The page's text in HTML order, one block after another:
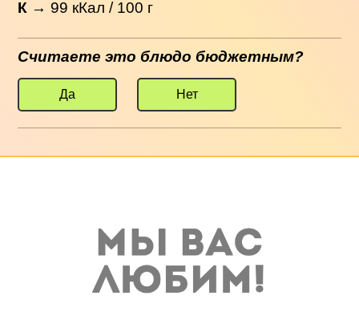
К → 99 кКал / 100 г
Считаете это блюдо бюджетным?
Да Нет